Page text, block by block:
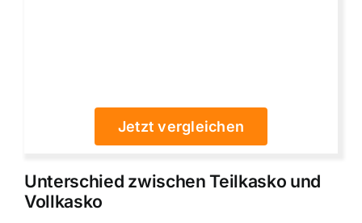
Jetzt vergleichen
Unterschied zwischen Teilkasko und
Vollkasko